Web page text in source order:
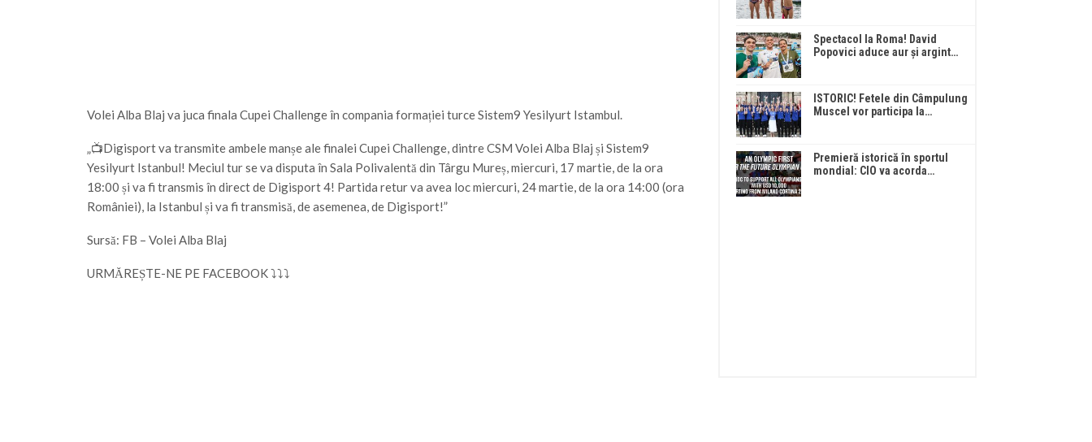
Volei Alba Blaj va juca finala Cupei Challenge în compania formației turce Sistem9 Yesilyurt Istambul.
„📺Digisport va transmite ambele manșe ale finalei Cupei Challenge, dintre CSM Volei Alba Blaj și Sistem9
Yesilyurt Istanbul! Meciul tur se va disputa în Sala Polivalentă din Târgu Mureș, miercuri, 17 martie, de la ora
18:00 și va fi transmis în direct de Digisport 4! Partida retur va avea loc miercuri, 24 martie, de la ora 14:00 (ora
României), la Istanbul și va fi transmisă, de asemenea, de Digisport!”
Sursă: FB – Volei Alba Blaj
URMĂREȘTE-NE PE FACEBOOK ⤵⤵⤵
Spectacol la Roma! David
Popovici aduce aur și argint…
ISTORIC! Fetele din Câmpulung
Muscel vor participa la…
Premieră istorică în sportul
mondial: CIO va acorda…